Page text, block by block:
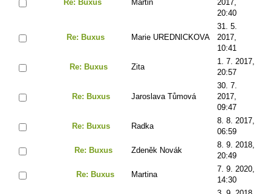
Re: Buxus Martin
2017,
20:40
Re: Buxus Marie UREDNICKOVA
31. 5.
2017,
10:41
Re: Buxus Zita
1. 7. 2017,
20:57
Re: Buxus Jaroslava Tůmová
30. 7.
2017,
09:47
Re: Buxus Radka
8. 8. 2017,
06:59
Re: Buxus Zdeněk Novák
8. 9. 2018,
20:49
Re: Buxus Martina
7. 9. 2020,
14:30